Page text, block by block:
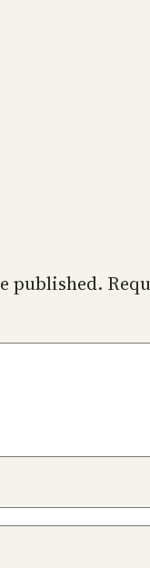
published.